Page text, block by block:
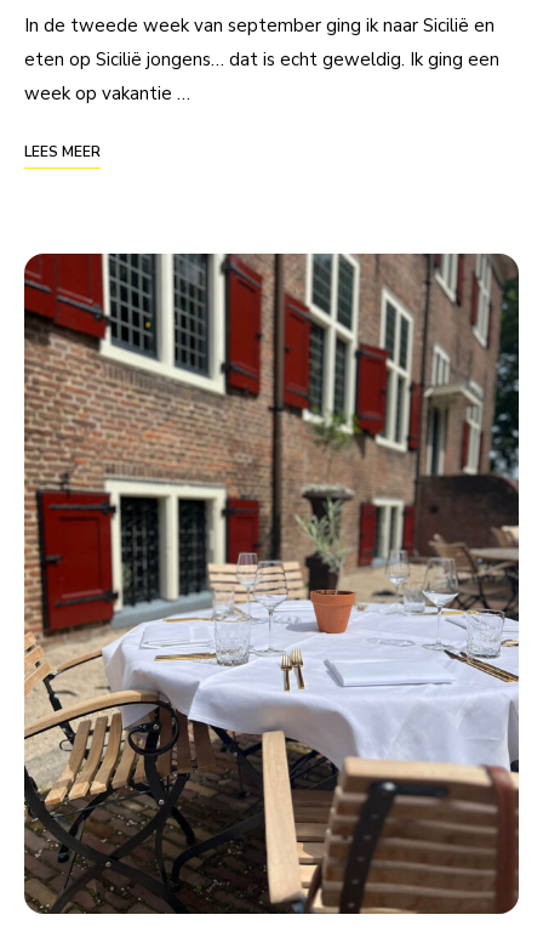
In de tweede week van september ging ik naar Sicilië en
eten op Sicilië jongens… dat is echt geweldig. Ik ging een
week op vakantie …
LEES MEER